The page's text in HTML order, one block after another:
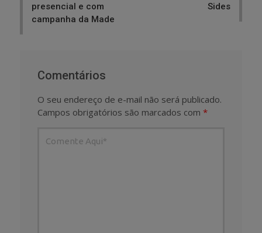
presencial e com
campanha da Made
Sides
Comentários
O seu endereço de e-mail não será publicado.
Campos obrigatórios são marcados com *